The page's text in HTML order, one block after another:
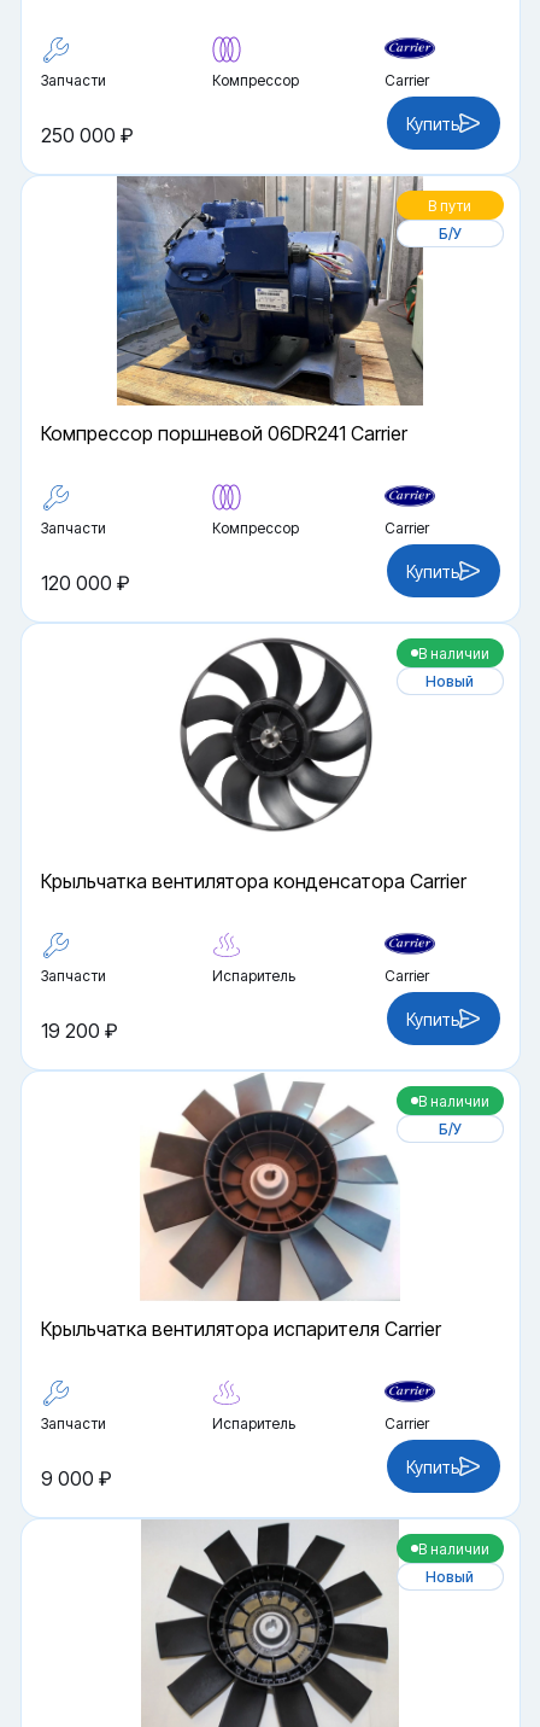
Запчасти Компрессор Carrier
250 000 ₽ Купить
В пути
Б/У
Компрессор поршневой 06DR241 Carrier
Запчасти Компрессор Carrier
120 000 ₽ Купить
В наличии
Новый
Крыльчатка вентилятора конденсатора Carrier
Запчасти Испаритель Carrier
19 200 ₽ Купить
В наличии
Б/У
Крыльчатка вентилятора испарителя Carrier
Запчасти Испаритель Carrier
9 000 ₽ Купить
В наличии
Новый